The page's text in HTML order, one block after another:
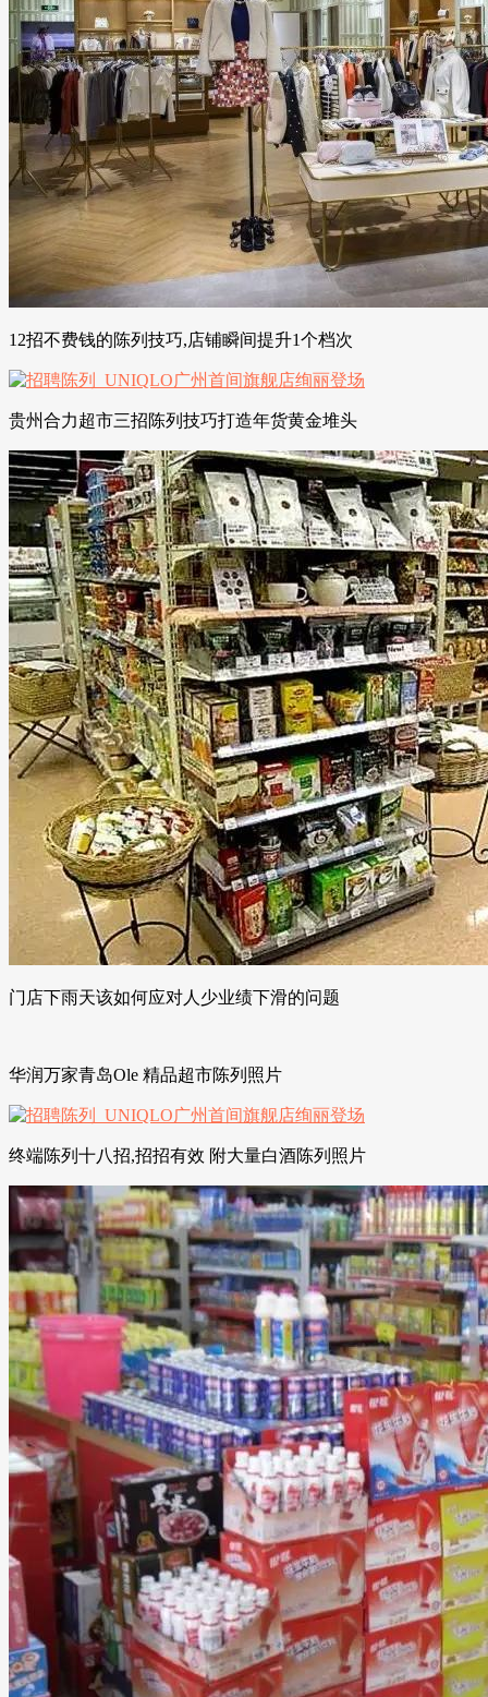
12招不费钱的陈列技巧,店铺瞬间提升1个档次
贵州合力超市三招陈列技巧打造年货黄金堆头
门店下雨天该如何应对人少业绩下滑的问题
华润万家青岛Ole 精品超市陈列照片
终端陈列十八招,招招有效 附大量白酒陈列照片